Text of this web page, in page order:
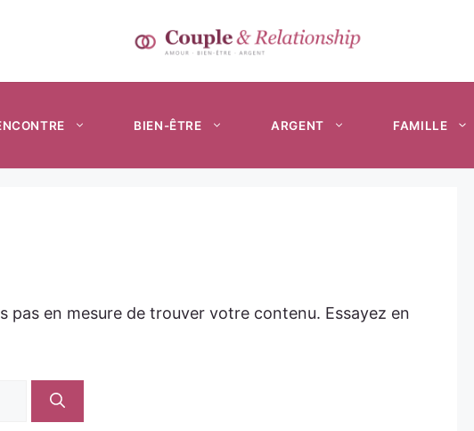
BIEN-ÊTRE ARGENT FAMILLE
pas en mesure de trouver votre contenu. Essayez en